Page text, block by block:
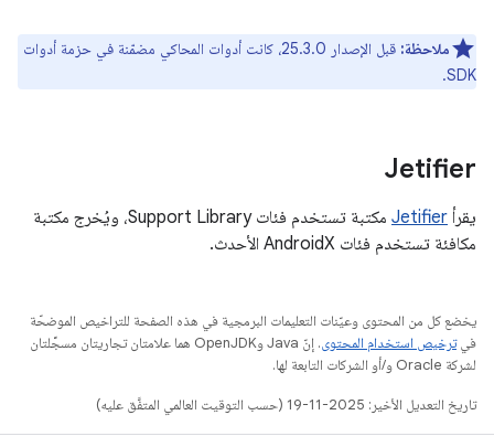
ملاحظة:
قبل الإصدار 25.3.0، كانت أدوات المحاكي مضمّنة في حزمة أدوات
SDK.
Jetifier
يقرأ Jetifier
مكتبة تستخدم فئات Support Library، ويُخرج مكتبة
مكافئة تستخدم فئات AndroidX الأحدث.
يخضع كل من المحتوى وعيّنات التعليمات البرمجية في هذه الصفحة للتراخيص الموضحّة
فيترخيص استخدام المحتوى
. إنّ Java وOpenJDK هما علامتان تجاريتان مسجَّلتان
لشركة Oracle و/أو الشركات التابعة لها.
تاريخ التعديل الأخير: 2025-11-19 (حسب التوقيت العالمي المتفَّق عليه)